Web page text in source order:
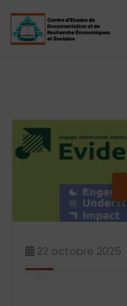
22 octobre 2025